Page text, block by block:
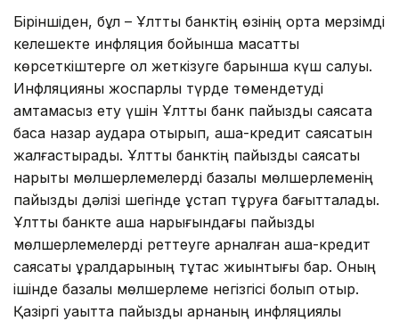
Біріншіден, бұл – Ұлттық банктің өзінің орта мерзімді
келешекте инфляция бойынша мақсатты
көрсеткіштерге қол жеткізуге барынша күш салуы.
Инфляцияны жоспарлы түрде төмендетуді
қамтамасыз ету үшін Ұлттық банк пайыздық саясатқа
баса назар аудара отырып, ақша-кредит саясатын
жалғастырады. Ұлттық банктің пайыздық саясаты
нарықтық мөлшерлемелерді базалық мөлшерлеменің
пайыздық дәлізі шегінде ұстап тұруға бағытталады.
Ұлттық банкте ақша нарығындағы пайыздық
мөлшерлемелерді реттеуге арналған ақша-кредит
саясаты құралдарының тұтас жиынтығы бар. Оның
ішінде базалық мөлшерлеме негізгісі болып отыр.
Қазіргі уақытта пайыздық арнаның инфляциялық